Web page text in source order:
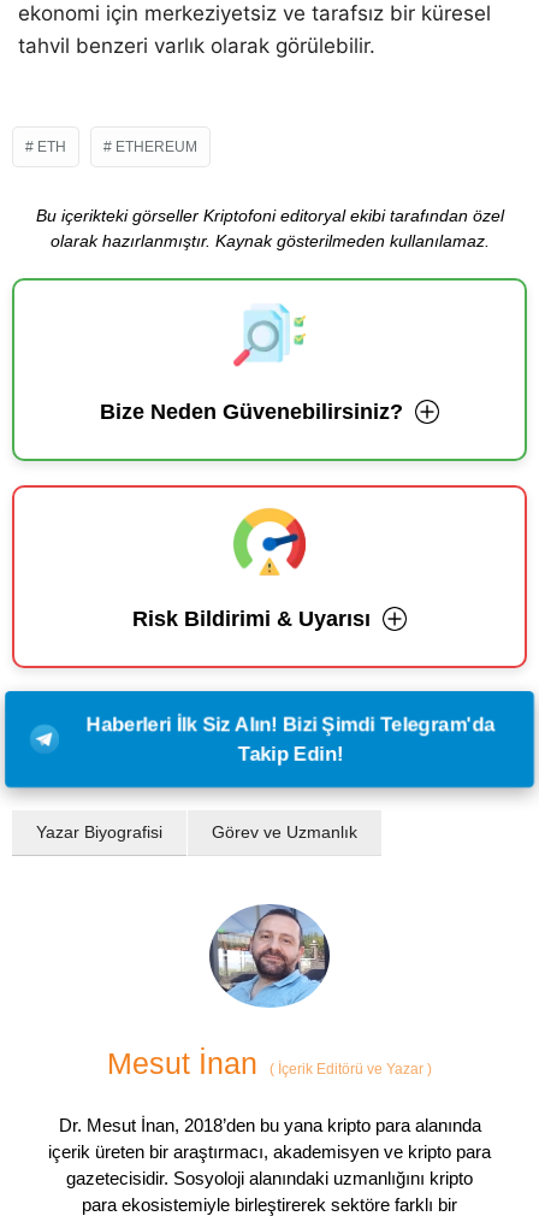
ekonomi için merkeziyetsiz ve tarafsız bir küresel
tahvil benzeri varlık olarak görülebilir.
ETH ETHEREUM
Bu içerikteki görseller Kriptofoni editoryal ekibi tarafından özel
olarak hazırlanmıştır. Kaynak gösterilmeden kullanılamaz.
Bize Neden Güvenebilirsiniz?
Risk Bildirimi & Uyarısı
Haberleri İlk Siz Alın! Bizi Şimdi Telegram'da
Takip Edin!
Yazar Biyografisi Görev ve Uzmanlık
Mesut İnan ( İçerik Editörü ve Yazar )
Dr. Mesut İnan, 2018’den bu yana kripto para alanında
içerik üreten bir araştırmacı, akademisyen ve kripto para
gazetecisidir. Sosyoloji alanındaki uzmanlığını kripto
para ekosistemiyle birleştirerek sektöre farklı bir